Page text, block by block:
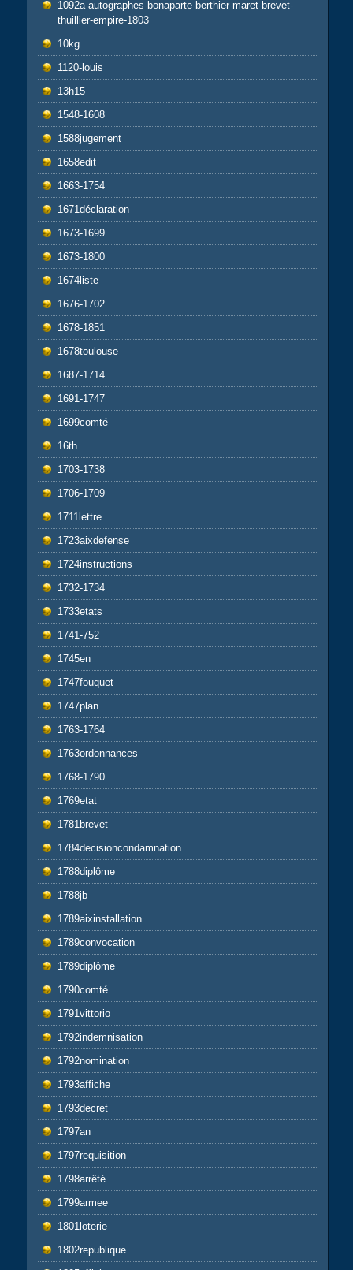
1092a-autographes-bonaparte-berthier-maret-brevet-
thuillier-empire-1803
10kg
1120-louis
13h15
1548-1608
1588jugement
1658edit
1663-1754
1671déclaration
1673-1699
1673-1800
1674liste
1676-1702
1678-1851
1678toulouse
1687-1714
1691-1747
1699comté
16th
1703-1738
1706-1709
1711lettre
1723aixdefense
1724instructions
1732-1734
1733etats
1741-752
1745en
1747fouquet
1747plan
1763-1764
1763ordonnances
1768-1790
1769etat
1781brevet
1784decisioncondamnation
1788diplôme
1788jb
1789aixinstallation
1789convocation
1789diplôme
1790comté
1791vittorio
1792indemnisation
1792nomination
1793affiche
1793decret
1797an
1797requisition
1798arrêté
1799armee
1801loterie
1802republique